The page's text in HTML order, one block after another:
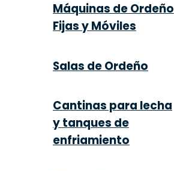
Máquinas de Ordeño
Fijas y Móviles
Salas de Ordeño
Cantinas para lecha
y tanques de
enfriamiento